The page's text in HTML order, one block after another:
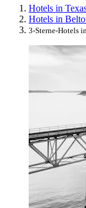
Hotels in
Hotels in
3-Sterne-Hotels